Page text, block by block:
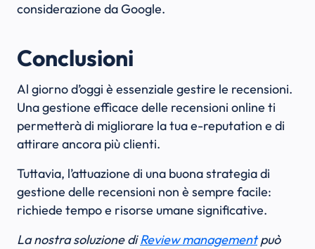
considerazione da Google.
Conclusioni
Al giorno d’oggi è essenziale gestire le recensioni.
Una gestione efficace delle recensioni online ti
permetterà di migliorare la tua e-reputation e di
attirare ancora più clienti.
Tuttavia, l’attuazione di una buona strategia di
gestione delle recensioni non è sempre facile:
richiede tempo e risorse umane significative.
La nostra soluzione diReview managementpuò